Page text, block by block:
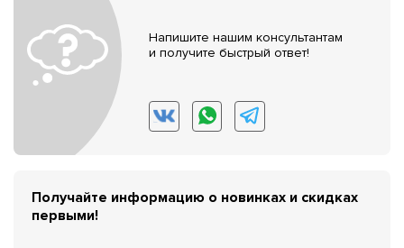
Напишите нашим консультантам
и получите быстрый ответ!
Получайте информацию о новинках и скидках
первыми!